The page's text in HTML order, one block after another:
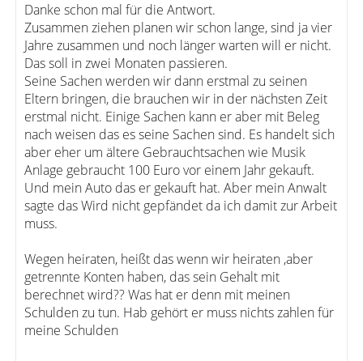
Danke schon mal für die Antwort.
Zusammen ziehen planen wir schon lange, sind ja vier
Jahre zusammen und noch länger warten will er nicht.
Das soll in zwei Monaten passieren.
Seine Sachen werden wir dann erstmal zu seinen
Eltern bringen, die brauchen wir in der nächsten Zeit
erstmal nicht. Einige Sachen kann er aber mit Beleg
nach weisen das es seine Sachen sind. Es handelt sich
aber eher um ältere Gebrauchtsachen wie Musik
Anlage gebraucht 100 Euro vor einem Jahr gekauft.
Und mein Auto das er gekauft hat. Aber mein Anwalt
sagte das Wird nicht gepfändet da ich damit zur Arbeit
muss.
Wegen heiraten, heißt das wenn wir heiraten ,aber
getrennte Konten haben, das sein Gehalt mit
berechnet wird?? Was hat er denn mit meinen
Schulden zu tun. Hab gehört er muss nichts zahlen für
meine Schulden